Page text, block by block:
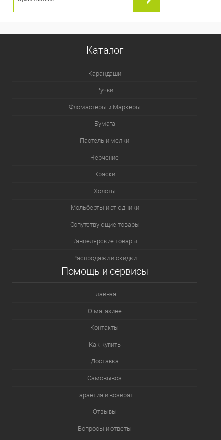
Каталог
Карандаши
Ручки
Фломастеры и Маркеры
Бумага
Пастель и мелки
Черчение
Краски
Холсты
Мольберты и этюдники
Сопутствующие товары
Канцелярские товары
Распродажи и скидки
Помощь и сервисы
Главная
О магазине
Контакты
Как купить
Доставка
Самовывоз
Гарантия и возврат
Отзывы
Вопросы и ответы